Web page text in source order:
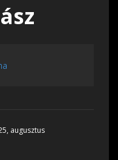
augusztus